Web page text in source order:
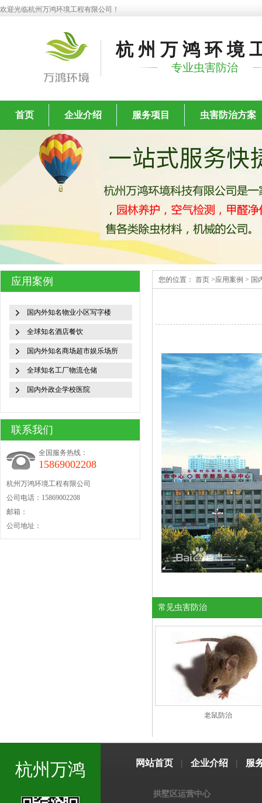
欢迎光临杭州万鸿环境工程有限公司！
杭州万鸿环境
专业虫害防治
首页 企业介绍 服务项目 虫害防治方案
应用案例
国内外知名物业小区写字楼
全球知名酒店餐饮
国内外知名商场超市娱乐场所
全球知名工厂物流仓储
国内外政企学校医院
联系我们
全国服务热线：
15869002208
杭州万鸿环境工程有限公司
公司电话：15869002208
邮箱：
公司地址：
您的位置： 首页 >应用案例 > 国
常见虫害防治
老鼠防治
杭州万鸿 网站首页 | 企业介绍 | 服
拱墅区运营中心